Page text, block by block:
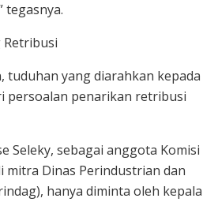
tegasnya.
Retribusi
tuduhan yang diarahkan kepada
persoalan penarikan retribusi
Seleky, sebagai anggota Komisi
mitra Dinas Perindustrian dan
hanya diminta oleh kepala